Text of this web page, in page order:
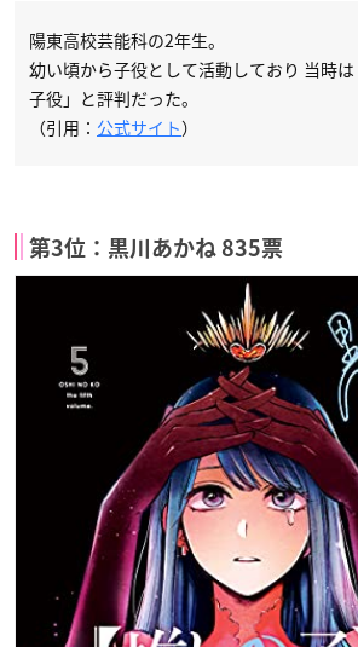
陽東高校芸能科の2年生。
幼い頃から子役として活動しており 当時
子役」と評判だった。
（引用： 公式サイト）
第3位：黒川あかね 835票